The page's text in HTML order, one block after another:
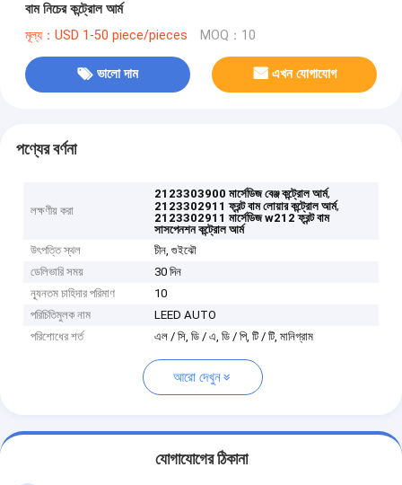
বাম নিচের কন্ট্রোল আর্ম
মূল্য：USD 1-50 piece/pieces MOQ：10
ভালো দাম এখন যোগাযোগ
পণ্যের বর্ণনা
লক্ষণীয় করা
2123303900 মার্সেডিজ বেঞ্জ কন্ট্রোল আর্ম,
2123302911 ফ্রন্ট বাম লোয়ার কন্ট্রোল আর্ম,
2123302911 মার্সেডিজ w212 ফ্রন্ট বাম
সাসপেনশন কন্ট্রোল আর্ম
উৎপত্তি স্থল
চীন, গুইঝৌ
ডেলিভারি সময়
30 দিন
ন্যূনতম চাহিদার পরিমাণ
10
পরিচিতিমুলক নাম
LEED AUTO
পরিশোধের শর্ত
এল / সি, ডি / এ, ডি / পি, টি / টি, মানিগ্রাম
আরো দেখুন
যোগাযোগের ঠিকানা